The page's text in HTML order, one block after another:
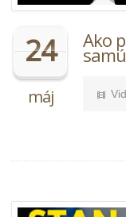
24
máj
Ako